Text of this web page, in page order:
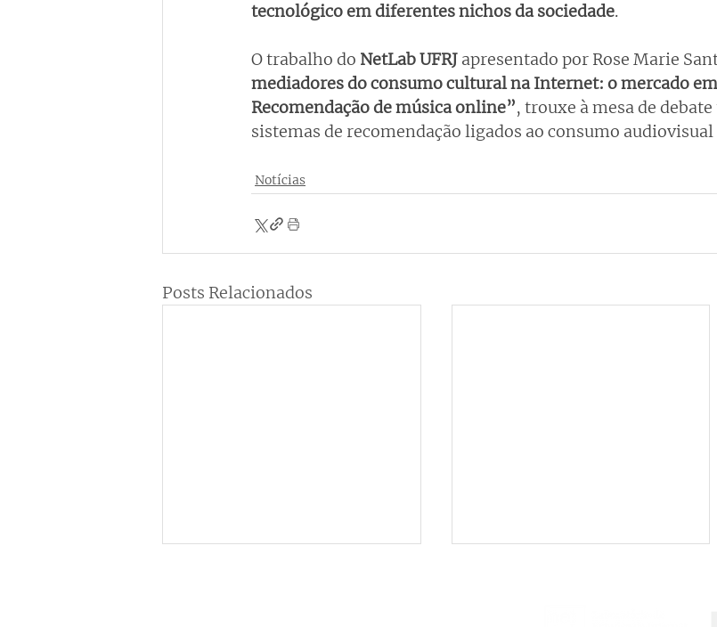
tecnológico em diferentes nichos da sociedade.
O trabalho do NetLab UFRJ apresentado por Rose Marie
mediadores do consumo cultural na Internet: o mercado
Recomendação de música online”, trouxe à mesa de
sistemas de recomendação ligados ao consumo
Notícias
Posts Relacionados